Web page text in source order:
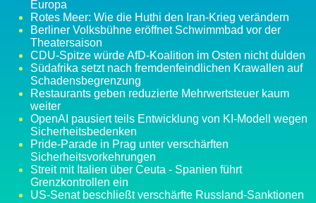
Europa
Rotes Meer: Wie die Huthi den Iran-Krieg verändern
Berliner Volksbühne eröffnet Schwimmbad vor der
Theatersaison
CDU-Spitze würde AfD-Koalition im Osten nicht dulden
Südafrika setzt nach fremdenfeindlichen Krawallen auf
Schadensbegrenzung
Restaurants geben reduzierte Mehrwertsteuer kaum
weiter
OpenAI pausiert teils Entwicklung von KI-Modell wegen
Sicherheitsbedenken
Pride-Parade in Prag unter verschärften
Sicherheitsvorkehrungen
Streit mit Italien über Ceuta - Spanien führt
Grenzkontrollen ein
US-Senat beschließt verschärfte Russland-Sanktionen